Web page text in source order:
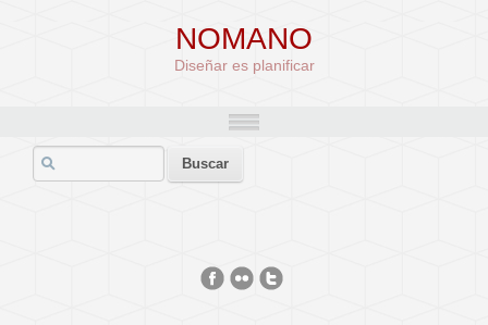
NOMANO
Diseñar es planificar